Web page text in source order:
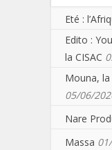
Eté :
Edito :
la CISAC
Mouna, la
05/06/
Nare
Massa